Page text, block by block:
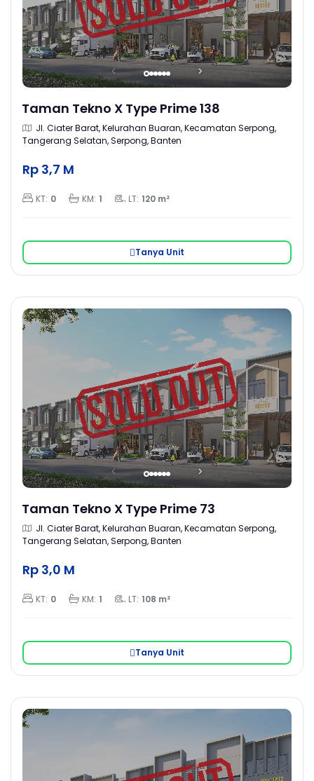
Taman Tekno X Type Prime 138
Jl. Ciater Barat, Kelurahan Buaran, Kecamatan Serpong,
Tangerang Selatan, Serpong, Banten
Rp 3,7 M
KT: 0 KM: 1 LT: 120 m²
Tanya Unit
Taman Tekno X Type Prime 73
Jl. Ciater Barat, Kelurahan Buaran, Kecamatan Serpong,
Tangerang Selatan, Serpong, Banten
Rp 3,0 M
KT: 0 KM: 1 LT: 108 m²
Tanya Unit